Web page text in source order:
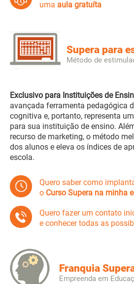
uma aula gratuíta
Supera para
Método de
Exclusivo para Instituições de
avançada ferramenta pedagógica
cognitiva e, portanto, representa
para sua instituição de ensino.
recurso de marketing, o método
dos alunos e eleva os índices de
escola.
Quero saber como
o Curso Supera na minha
Quero fazer um contato
e conhecer todas as
Franquia
Empreenda em